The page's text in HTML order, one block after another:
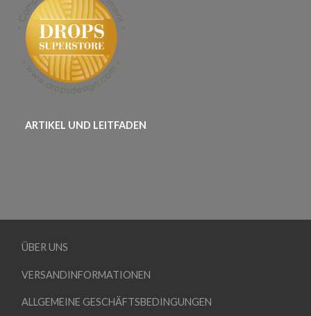
ARTIKEL UND LEITFADEN
ÜBER UNS
VERSANDINFORMATIONEN
ALLGEMEINE GESCHÄFTSBEDINGUNGEN